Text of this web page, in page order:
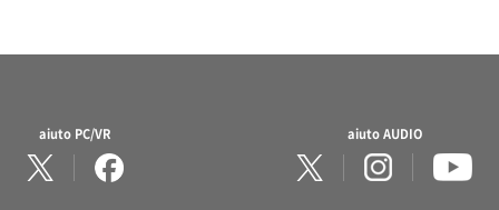
aiuto PC/VR aiuto AUDIO